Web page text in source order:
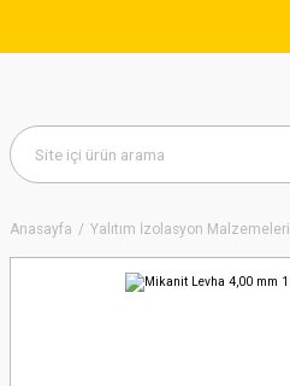
Anasayfa Yalıtım İzolasyon Malzemeleri